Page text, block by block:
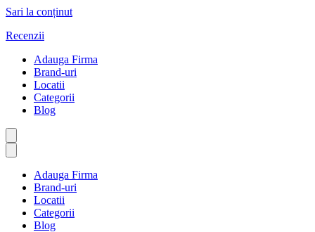
Sari la conținut
Recenzii
Adauga Firma
Brand-uri
Locatii
Categorii
Blog
Adauga Firma
Brand-uri
Locatii
Categorii
Blog